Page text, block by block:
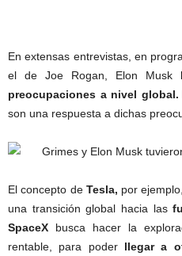
En extensas entrevistas, en
el de Joe Rogan, Elon Musk
preocupaciones a nivel global.
son una respuesta a dichas
El concepto de Tesla, por
una transición global hacia las
SpaceX busca hacer la
rentable, para poder llegar a